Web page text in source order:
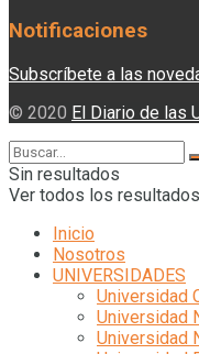
Notificaciones
Subscríbete a las
© 2020 El Diario de las
Sin resultados
Ver todos los resultados
Inicio
Nosotros
UNIVERSIDADES
Universidad
Universidad
Universidad